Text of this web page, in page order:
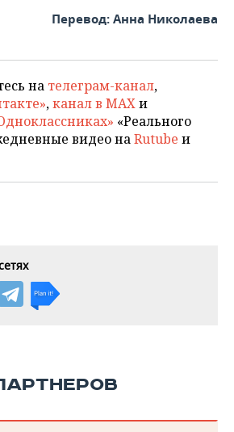
Перевод: Анна Николаева
на телеграм-канал,
,канал в MAXи
«Реального
видео наRutube и